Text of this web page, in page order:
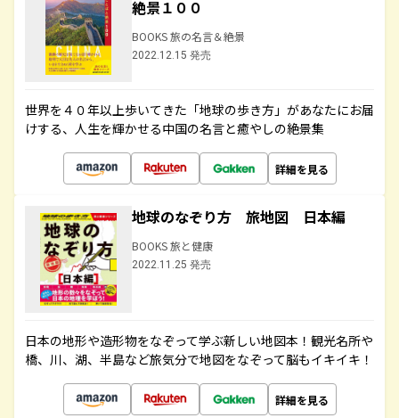
絶景１００
BOOKS 旅の名言＆絶景
2022.12.15 発売
世界を４０年以上歩いてきた「地球の歩き方」があなたにお届
けする、人生を輝かせる中国の名言と癒やしの絶景集
詳細を見る
地球のなぞり方 旅地図 日本編
BOOKS 旅と健康
2022.11.25 発売
日本の地形や造形物をなぞって学ぶ新しい地図本！観光名所や
橋、川、湖、半島など旅気分で地図をなぞって脳もイキイキ！
詳細を見る